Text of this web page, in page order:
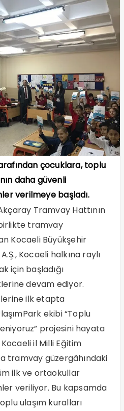
çocuklara, toplu
daha güvenli
verilmeye başladı.
Tramvay Hattının
tramvay
Kocaeli Büyükşehir
Kocaeli halkına raylı
için başladığı
devam ediyor.
ilk etapta
ekibi “Toplu
projesini hayata
il Milli Eğitim
tramvay güzergâhındaki
ilk ve ortaokullar
veriliyor. Bu kapsamda
ulaşım kuralları